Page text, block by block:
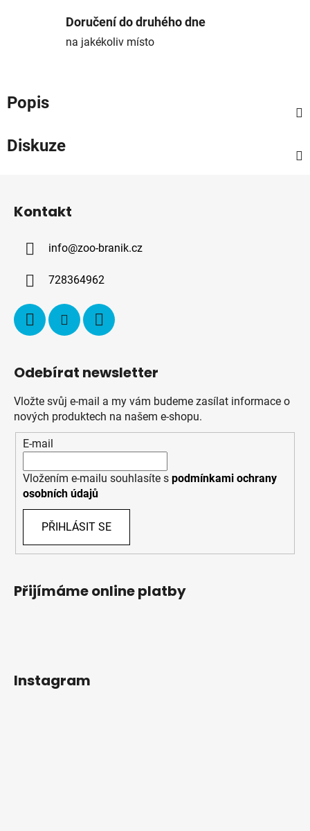
Doručení do druhého dne
na jakékoliv místo
Popis
Diskuze
Kontakt
info@zoo-branik.cz
728364962
Odebírat newsletter
Vložte svůj e-mail a my vám budeme zasílat informace o
nových produktech na našem e-shopu.
E-mail
Vložením e-mailu souhlasíte s podmínkami ochrany
osobních údajů
PŘIHLÁSIT SE
Přijímáme online platby
Instagram